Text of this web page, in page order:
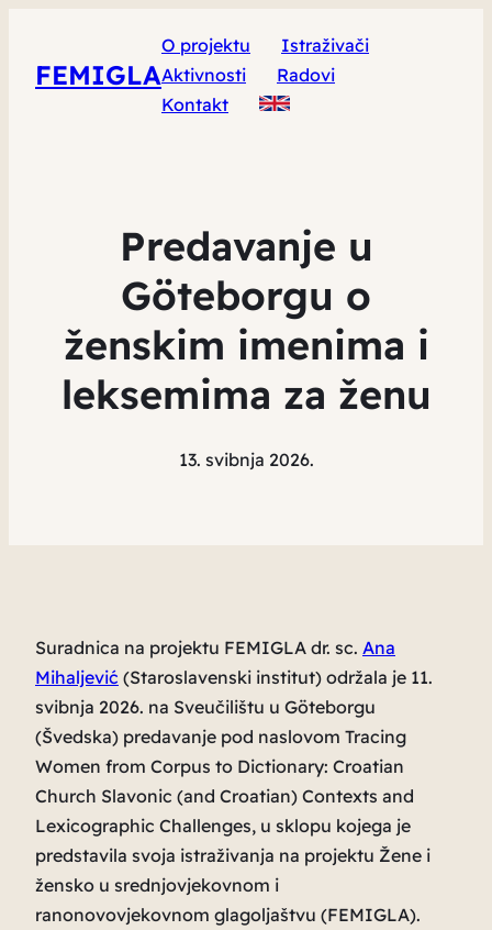
FEMIGLA
O projektu
Istraživači
Aktivnosti
Radovi
Kontakt
Predavanje u
Göteborgu o
ženskim imenima i
leksemima za ženu
13. svibnja 2026.
Suradnica na projektu FEMIGLA dr. sc. Ana
Mihaljević (Staroslavenski institut) održala je 11.
svibnja 2026. na Sveučilištu u Göteborgu
(Švedska) predavanje pod naslovom Tracing
Women from Corpus to Dictionary: Croatian
Church Slavonic (and Croatian) Contexts and
Lexicographic Challenges, u sklopu kojega je
predstavila svoja istraživanja na projektu Žene i
žensko u srednjovjekovnom i
ranonovovjekovnom glagoljaštvu (FEMIGLA).